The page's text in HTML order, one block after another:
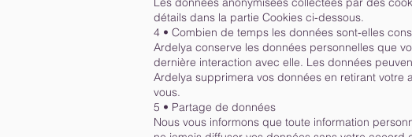
détails dans la partie Cookies ci-dessous.
4 • Combien de temps les données sont-elles
Ardelya conserve les données personnelles que
dernière interaction avec elle. Les données
Ardelya supprimera vos données en retirant votre
vous.
5 • Partage de données
Nous vous informons que toute information